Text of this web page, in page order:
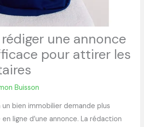
une annonce
pour attirer les
Buisson
bien immobilier demande plus
en ligne d’une annonce. La rédaction